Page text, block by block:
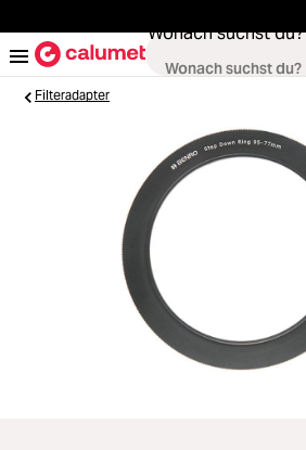
Wonach suchst du?
Kameras
Objektive
Video & Drohnen
Stative & Gimbals
Filteradapter